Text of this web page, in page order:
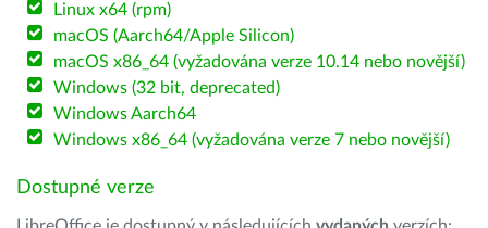
Linux x64 (rpm)
macOS (Aarch64/Apple Silicon)
macOS x86_64 (vyžadována verze 10.14 nebo novější)
Windows (32 bit, deprecated)
Windows Aarch64
Windows x86_64 (vyžadována verze 7 nebo novější)
Dostupné verze